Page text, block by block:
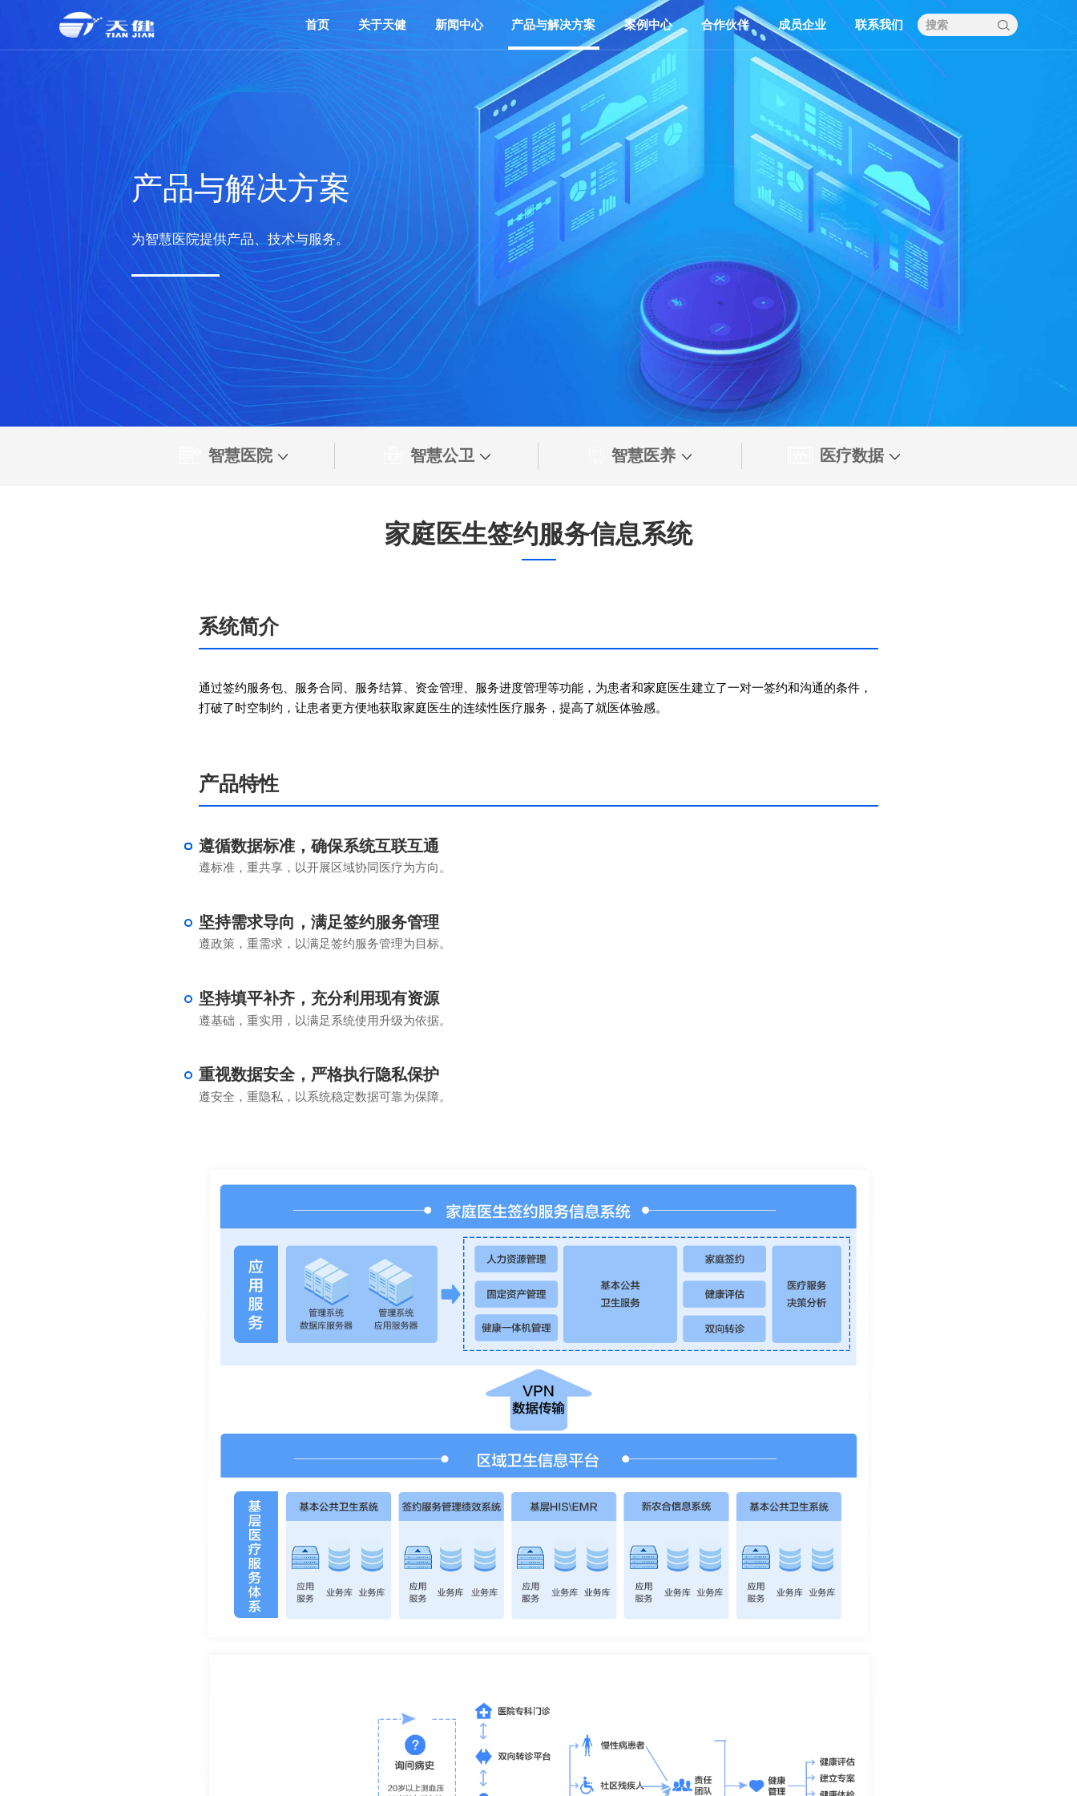
首页 关于天健 新闻中心 产品与解决方案 案例中心 合作伙伴 成员企业 联系我们
产品与解决方案
为智慧医院提供产品、技术与服务。
智慧医院 智慧公卫 智慧医养 医疗数据
家庭医生签约服务信息系统
系统简介
通过签约服务包、服务合同、服务结算、资金管理、服务进度管理等功能，为患者和家庭医生建立了一对一签约和沟通的条件，
打破了时空制约，让患者更方便地获取家庭医生的连续性医疗服务，提高了就医体验感。
产品特性
遵循数据标准，确保系统互联互通
遵标准，重共享，以开展区域协同医疗为方向。
坚持需求导向，满足签约服务管理
遵政策，重需求，以满足签约服务管理为目标。
坚持填平补齐，充分利用现有资源
遵基础，重实用，以满足系统使用升级为依据。
重视数据安全，严格执行隐私保护
遵安全，重隐私，以系统稳定数据可靠为保障。